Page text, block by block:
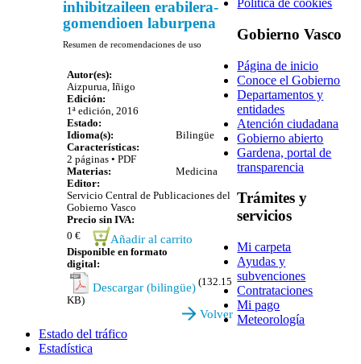
inhibitzaileen erabilera-
gomendioen laburpena
Resumen de recomendaciones de uso
Autor(es):
Aizpurua, Iñigo
Edición:
1ª edición, 2016
Estado:
Idioma(s):
Bilingüe
Características:
2 páginas • PDF
Materias:
Medicina
Editor:
Servicio Central de Publicaciones del
Gobierno Vasco
Precio sin IVA:
0 €
Añadir al carrito
Disponible en formato
digital:
Descargar (bilingüe) (132.15
KB)
Volver
Política de cookies
Gobierno Vasco
Página de inicio
Conoce el Gobierno
Departamentos y
entidades
Atención ciudadana
Gobierno abierto
Gardena, portal de
transparencia
Trámites y
servicios
Mi carpeta
Ayudas y
subvenciones
Contrataciones
Mi pago
Meteorología
Estado del tráfico
Estadística